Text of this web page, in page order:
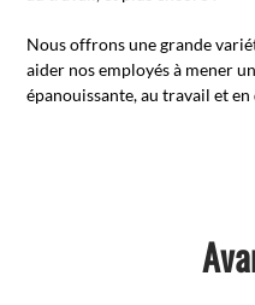
Nous offrons une grande
aider nos employés à mener
épanouissante, au travail et en